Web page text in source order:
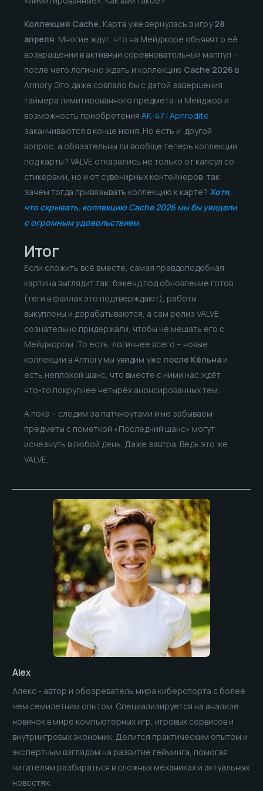
Коллекция Cache. Карта уже вернулась в игру28
апреля. Многие ждут, что на Мейджоре объявят о её
возвращении в активный соревновательный маппул –
после чего логично ждать и коллекцию Cache 2026 в
Armory. Это даже совпало бы с датой завершения
таймера лимитированного предмета: и Мейджор и
возможность приобретения AK-47 | Aphrodite
заканчиваются в конце июня. Но есть и другой
вопрос: а обязательны ли вообще теперь коллекции
под карты? VALVE отказались не только от капсул со
стикерами, но и от сувенирных контейнеров: так
зачем тогда привязывать коллекцию к карте? Хотя,
что скрывать, коллекцию Cache 2026 мы бы увидели
с огромным удовольствием.
Итог
Если сложить всё вместе, самая правдоподобная
картина выглядит так: бэкенд под обновление готов
(теги в файлах это подтверждают), работы
выкуплены и дорабатываются, а сам релиз VALVE
сознательно придержали, чтобы не мешать его с
Мейджором. То есть, логичнее всего – новые
коллекции в Armory мы увидим уже после Кёльнаи
есть неплохой шанс, что вместе с ними нас ждёт
что-то покрупнее четырёх анонсированных тем.
А пока – следим за патчноутами и не забываем:
предметы с пометкой «Последний шанс» могут
исчезнуть в любой день. Даже завтра. Ведь это же
VALVE.
Alex
Алекс - автор и обозреватель мира киберспорта с более
чем семилетним опытом. Специализируется на анализе
новинок в мире компьютерных игр, игровых сервисов и
внутриигровых экономик. Делится практическим опытом и
экспертным взглядом на развитие гейминга, помогая
читателям разбираться в сложных механиках и актуальных
новостях.